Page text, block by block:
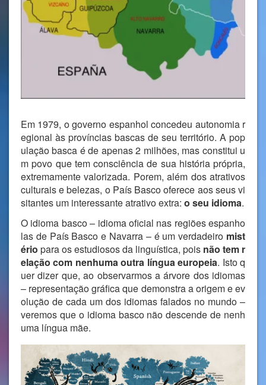
Em 1979, o governo espanhol concedeu autonomia r
egional às províncias bascas de seu território. A pop
ulação basca é de apenas 2 milhões, mas constitui u
m povo que tem consciência de sua história própria,
extremamente valorizada. Porem, além dos atrativos
culturais e belezas, o País Basco oferece aos seus vi
sitantes um interessante atrativo extra: o seu idioma.
O idioma basco – idioma oficial nas regiões espanho
las de País Basco e Navarra – é um verdadeiro mist
ério para os estudiosos da linguística, pois não tem r
elação com nenhuma outra língua europeia. Isto q
uer dizer que, ao observarmos a árvore dos idiomas
– representação gráfica que demonstra a origem e ev
olução de cada um dos idiomas falados no mundo –
veremos que o idioma basco não descende de nenh
uma língua mãe.